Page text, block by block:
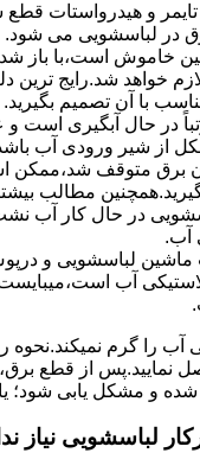
ﺗﺎﯾﻤﺮ و ﻫﯿﺪرواﺳﺘﺎت
در لباسشویی می شود.
ﻣﺎﺷﯿﻦ ﺧﺎﻣﻮش اﺳﺖ،ﺑﺎ
خواهد شد.رایج
با آن تصمیم بگیرید.
مرتباً در ﺣﺎل آﺑﮕﯿﺮی
شیر ورودی آب
برق متوقف شد،ممکن
مطالب
لباسشویی در ﺣﺎل ﮐﺎر
آب.
ﻣﺎﺷﯿﻦ لباسشویی و
آب
ﻫﯿﺘﺮ وصل نمایید.ﭘﺲ از
شده و مشکل یابی شود؛
لباسشویی نیاز